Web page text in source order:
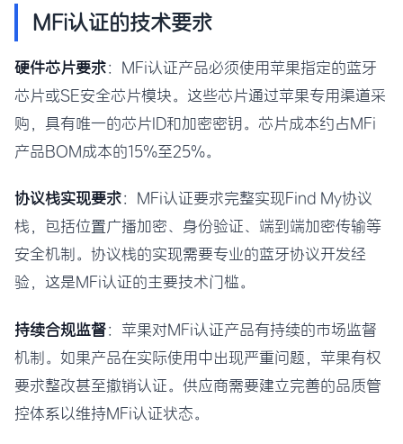
MFi认证的技术要求
硬件芯片要求：MFi认证产品必须使用苹果指定的蓝牙
芯片或SE安全芯片模块。这些芯片通过苹果专用渠道采
购，具有唯一的芯片ID和加密密钥。芯片成本约占MFi
产品BOM成本的15%至25%。
协议栈实现要求：MFi认证要求完整实现Find My协议
栈，包括位置广播加密、身份验证、端到端加密传输等
安全机制。协议栈的实现需要专业的蓝牙协议开发经
验，这是MFi认证的主要技术门槛。
持续合规监督：苹果对MFi认证产品有持续的市场监督
机制。如果产品在实际使用中出现严重问题，苹果有权
要求整改甚至撤销认证。供应商需要建立完善的品质管
控体系以维持MFi认证状态。